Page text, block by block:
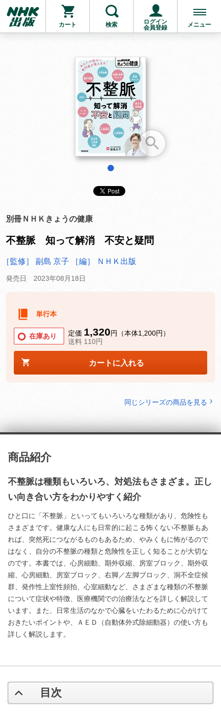
カート 検索
ログイン
会員登録
メニュー
お支払いに進む
他にも商品を買う
別冊ＮＨＫきょうの健康
不整脈 知って解消 不安と疑問
［監修］ 副島 京子 ［編］ ＮＨＫ出版
発売日 2023年08月18日
単行本
在庫あり 定価 1,320円（本体1,200円）
送料 110円
カートに入れる
同じシリーズの商品を見る
商品紹介
不整脈は種類もいろいろ、対処法もさまざま。正し
い向き合い方をわかりやすく紹介
ひと口に「不整脈」といってもいろいろな種類があり、危険性も
さまざまです。健康な人にも日常的に起こる怖くない不整脈もあ
れば、突然死につながるものもあるため、やみくもに怖がるので
はなく、自分の不整脈の種類と危険性を正しく知ることが大切な
のです。本書では、心房細動、期外収縮、房室ブロック、期外収
縮、心房細動、房室ブロック、右脚／左脚ブロック、洞不全症候
群、発作性上室性頻拍、心室細動など、さまざまな種類の不整脈
について症状や特徴、医療機関での治療法などを詳しく解説して
います。また、日常生活のなかで心臓をいたわるために心がけて
おきたいポイントや、ＡＥＤ（自動体外式除細動器）の使い方も
詳しく解説します。
目次